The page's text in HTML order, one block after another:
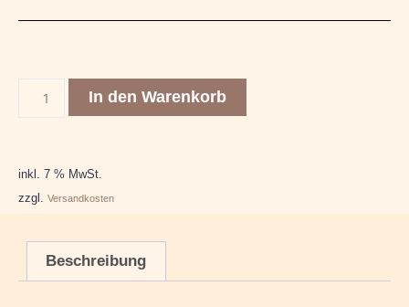
In den Warenkorb
inkl. 7 % MwSt.
zzgl. Versandkosten
Beschreibung